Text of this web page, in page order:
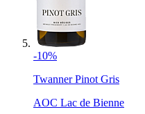
-10%
Twanner Pinot Gris
AOC Lac de Bienne